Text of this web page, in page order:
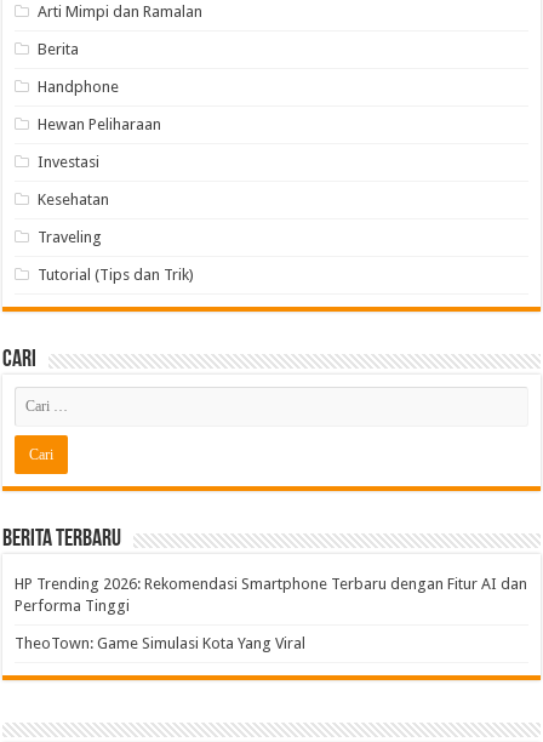
Arti Mimpi dan Ramalan
Berita
Handphone
Hewan Peliharaan
Investasi
Kesehatan
Traveling
Tutorial (Tips dan Trik)
Cari
Berita Terbaru
HP Trending 2026: Rekomendasi Smartphone Terbaru dengan Fitur AI dan
Performa Tinggi
TheoTown: Game Simulasi Kota Yang Viral